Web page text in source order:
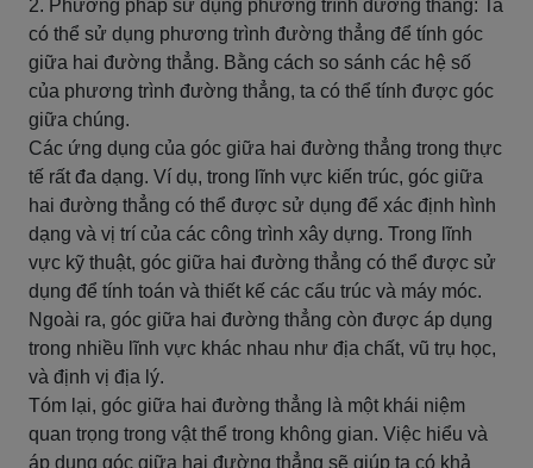
2. Phương pháp sử dụng phương trình đường thẳng: Ta
có thể sử dụng phương trình đường thẳng để tính góc
giữa hai đường thẳng. Bằng cách so sánh các hệ số
của phương trình đường thẳng, ta có thể tính được góc
giữa chúng.
Các ứng dụng của góc giữa hai đường thẳng trong thực
tế rất đa dạng. Ví dụ, trong lĩnh vực kiến trúc, góc giữa
hai đường thẳng có thể được sử dụng để xác định hình
dạng và vị trí của các công trình xây dựng. Trong lĩnh
vực kỹ thuật, góc giữa hai đường thẳng có thể được sử
dụng để tính toán và thiết kế các cấu trúc và máy móc.
Ngoài ra, góc giữa hai đường thẳng còn được áp dụng
trong nhiều lĩnh vực khác nhau như địa chất, vũ trụ học,
và định vị địa lý.
Tóm lại, góc giữa hai đường thẳng là một khái niệm
quan trọng trong vật thể trong không gian. Việc hiểu và
áp dụng góc giữa hai đường thẳng sẽ giúp ta có khả